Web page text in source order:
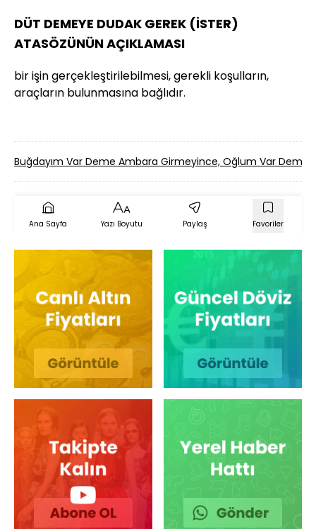
DÜT DEMEYE DUDAK GEREK (İSTER)
ATASÖZÜNÜN AÇIKLAMASI
bir işin gerçekleştirilebilmesi, gerekli koşulların,
araçların bulunmasına bağlıdır.
Buğdayım Var Deme Ambara Girmeyince, Oğlum Var
Ana Sayfa Yazı Boyutu Paylaş Favoriler